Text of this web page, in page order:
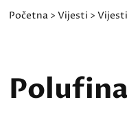
Početna >Vijesti >Vijesti